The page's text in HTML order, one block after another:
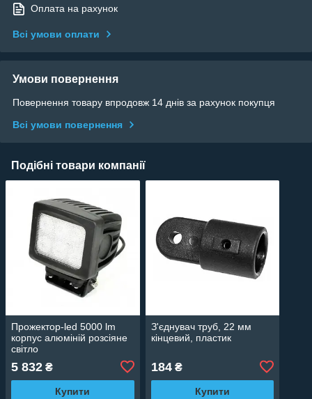
Оплата на рахунок
Всі умови оплати
Умови повернення
Повернення товару впродовж 14 днів за рахунок покупця
Всі умови повернення
Подібні товари компанії
Прожектор-led 5000 lm
корпус алюміній розсіяне
світло
5 832 ₴
Купити
З'єднувач труб, 22 мм
кінцевий, пластик
184₴
Купити